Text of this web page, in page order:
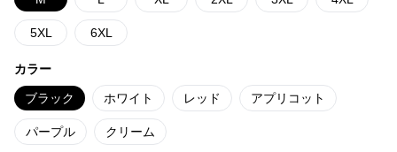
5XL 6XL
カラー
ブラック ホワイト レッド アプリコット
パープル クリーム